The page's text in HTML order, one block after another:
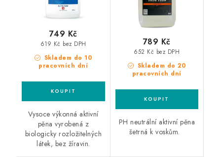
Skladem do 10
pracovních dní
619 Kč bez DPH
749 Kč
Vysoce výkonná aktivní
pěna vyrobená z
biologicky rozložitelných
látek, bez žíravin.
Skladem do 20
pracovních dní
652 Kč bez DPH
789 Kč
PH neutrální aktivní pěna
šetrná k voskům.